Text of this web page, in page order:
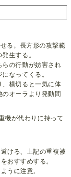
る。長方形の攻撃範
生する。
らの行動が妨害され
なってくる。
、横切ると一気に体
オーラより発動間
機が代わりに持って
ける。上記の重複被
おすすめする。
うに注意。